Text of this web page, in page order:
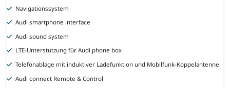
Navigationssystem
Audi smartphone interface
Audi sound system
LTE-Unterstützung für Audi phone box
Telefonablage mit induktiver Ladefunktion und Mobilfunk-Koppelantenne
Audi connect Remote & Control